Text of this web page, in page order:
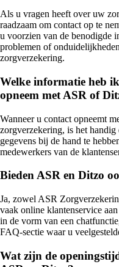
Als u vragen heeft over uw
raadzaam om contact op te
u voorzien van de benodigde
problemen of
zorgverzekering.
Welke informatie heb
opneem met ASR of
Wanneer u contact opneemt
zorgverzekering, is het
gegevens bij de hand te
medewerkers van de
Bieden ASR en Ditzo
Ja, zowel ASR
vaak online klantenservice
in de vorm van een
FAQ-sectie waar u
Wat zijn de